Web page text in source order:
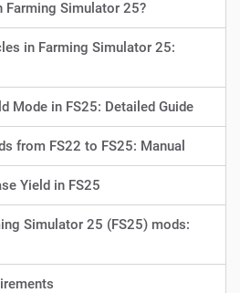
Farming Simulator 25?
in Farming Simulator 25:
Mode in FS25: Detailed Guide
from FS22 to FS25: Manual
Yield in FS25
Simulator 25 (FS25) mods: